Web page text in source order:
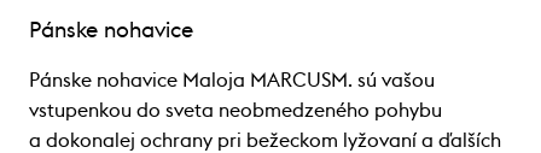
Pánske nohavice
Pánske nohavice Maloja MARCUSM. sú vašou
vstupenkou do sveta neobmedzeného pohybu
a dokonalej ochrany pri bežeckom lyžovaní a ďalších